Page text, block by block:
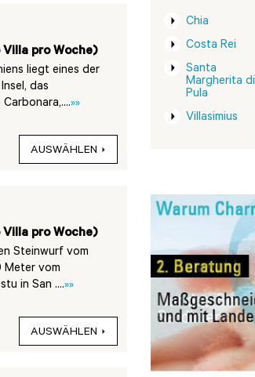
pro Woche)
liegt eines der
das
»»
AUSWÄHLEN
pro Woche)
Steinwurf vom
Meter vom
in San ....»»
AUSWÄHLEN
Chia
Costa Rei
Santa
Margherita di
Pula
Villasimius